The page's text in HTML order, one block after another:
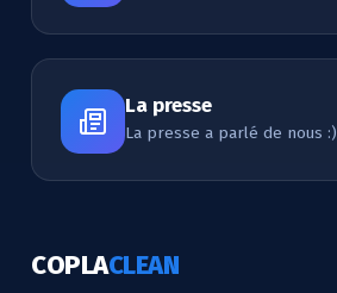
La presse
La presse a parlé de nous :)
COPLACLEAN